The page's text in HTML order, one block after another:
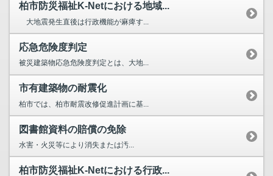
柏市防災福祉K-Netにおける地域...
大地震発生直後は行政機能が麻痺す...
応急危険度判定
被災建築物応急危険度判定とは、大地...
市有建築物の耐震化
柏市では、柏市耐震改修促進計画に基...
図書館資料の賠償の免除
水害・火災等により消失または汚...
柏市防災福祉K-Netにおける行政...